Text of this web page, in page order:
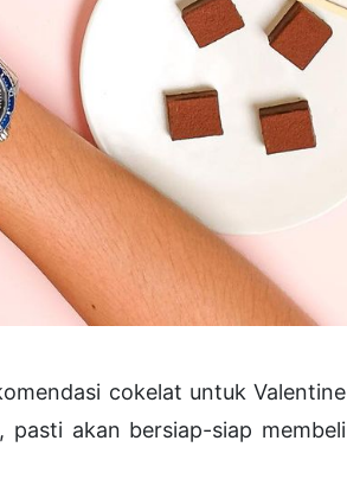
cokelat untuk Valentine
akan bersiap-siap membeli